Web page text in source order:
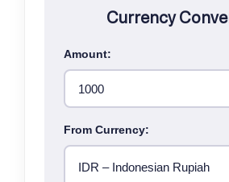
Currency
Amount:
From Currency: